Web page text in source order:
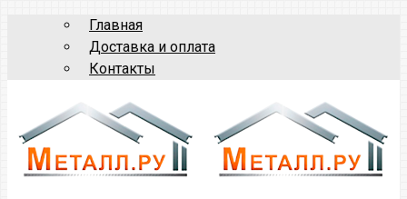
Главная
Доставка и оплата
Контакты